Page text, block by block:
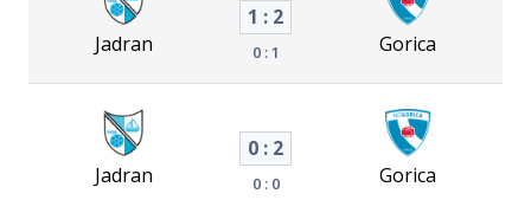
Jadran
1 : 2
0 : 1 Gorica
Jadran
0 : 2
0 : 0 Gorica